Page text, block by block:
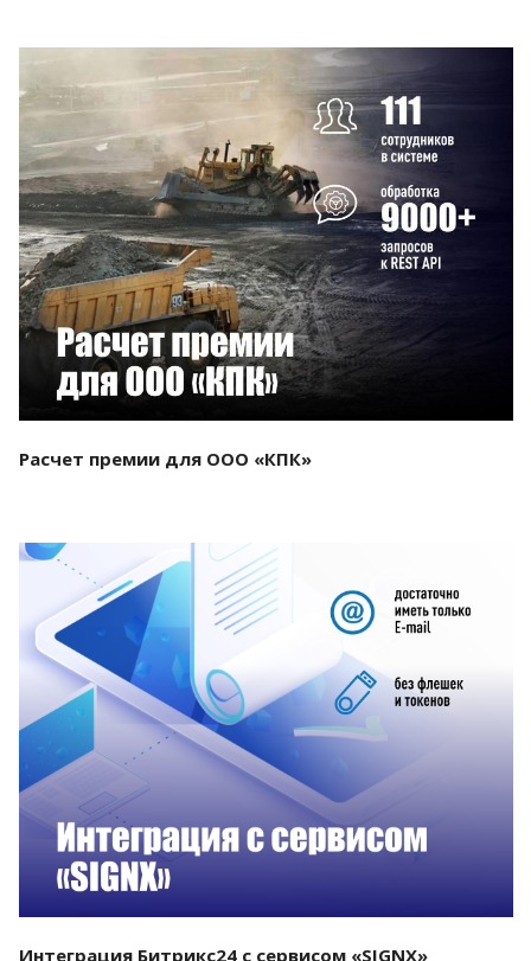
Смотреть проект
Расчет премии для ООО «КПК»
Смотреть проект
Интеграция Битрикс24 с сервисом «SIGNX»